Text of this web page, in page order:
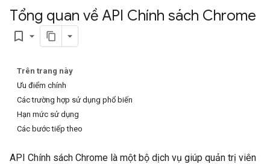
Tổng quan về API Chính sách Chrome
bookmark_border
Trên trang này
Ưu điểm chính
Các trường hợp sử dụng phổ biến
Hạn mức sử dụng
Các bước tiếp theo
API Chính sách Chrome là một bộ dịch vụ giúp quản trị viên